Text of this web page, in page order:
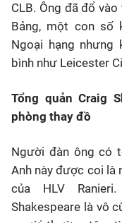
CLB. Ông đã đổ
Bảng, một con số
Ngoại hạng nhưng
bình như Leicester
Tổng quản Craig
phòng thay đồ
Người đàn ông có
Anh này được coi là
của HLV
Shakespeare là vô